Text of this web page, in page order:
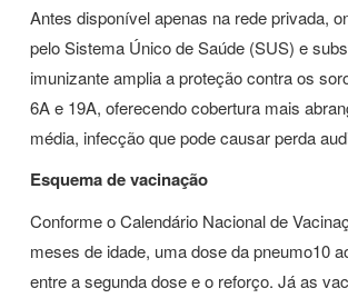
Antes disponível apenas na rede privada,
pelo Sistema Único de Saúde (SUS) e
imunizante amplia a proteção contra os
6A e 19A, oferecendo cobertura mais
média, infecção que pode causar perda
Esquema de vacinação
Conforme o Calendário Nacional de
meses de idade, uma dose da pneumo10
entre a segunda dose e o reforço. Já as